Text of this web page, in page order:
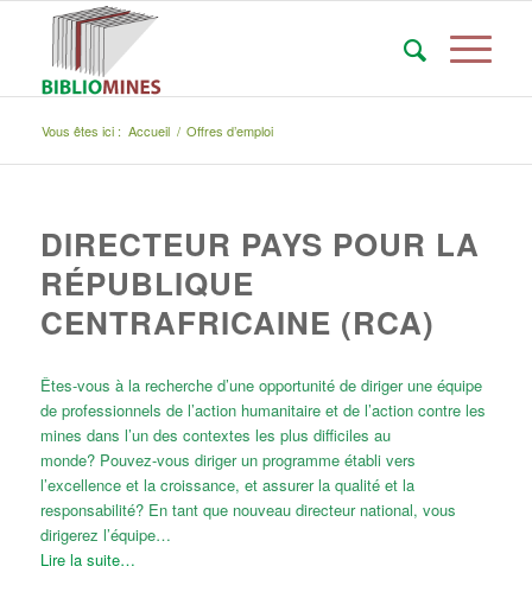
Vous êtes ici : Accueil / Offres d’emploi
DIRECTEUR PAYS POUR LA
RÉPUBLIQUE
CENTRAFRICAINE (RCA)
Êtes-vous à la recherche d’une opportunité de diriger une équipe
de professionnels de l’action humanitaire et de l’action contre les
mines dans l’un des contextes les plus difficiles au
monde? Pouvez-vous diriger un programme établi vers
l’excellence et la croissance, et assurer la qualité et la
responsabilité? En tant que nouveau directeur national, vous
dirigerez l’équipe…
Lire la suite…